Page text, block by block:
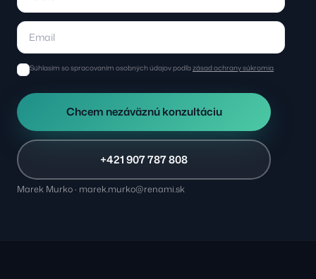
Súhlasím so spracovaním osobných údajov podľazásad ochrany súkromia.
Chcem nezáväznú konzultáciu
+421 907 787 808
Marek Murko · marek.murko@renami.sk